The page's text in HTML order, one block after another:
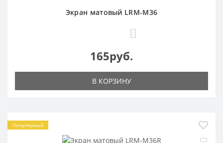
Экран матовый LRM-M36
165руб.
В КОРЗИНУ
Популярный